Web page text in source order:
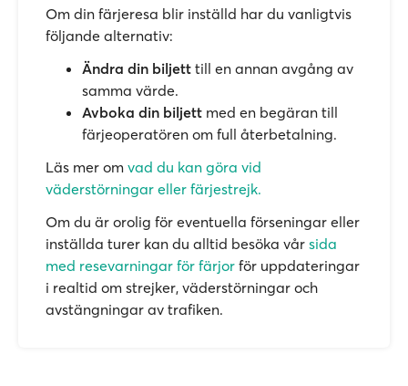
Om din färjeresa blir inställd har du vanligtvis
följande alternativ:
Ändra din biljett till en annan avgång av
samma värde.
Avboka din biljett med en begäran till
färjeoperatören om full återbetalning.
Läs mer om vad du kan göra vid
väderstörningar eller färjestrejk.
Om du är orolig för eventuella förseningar eller
inställda turer kan du alltid besöka vår sida
med resevarningar för färjor för uppdateringar
i realtid om strejker, väderstörningar och
avstängningar av trafiken.